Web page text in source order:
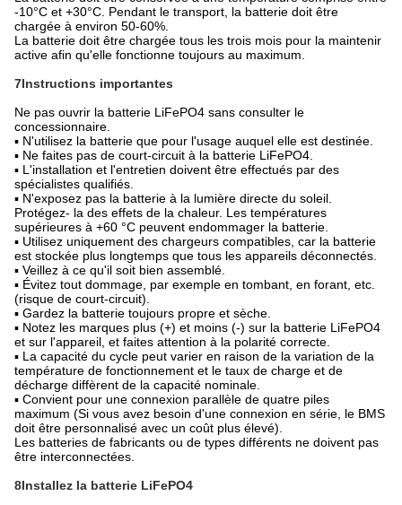
-10°C et +30°C. Pendant le transport, la batterie doit être
chargée à environ 50-60%.
La batterie doit être chargée tous les trois mois pour la maintenir
active afin qu'elle fonctionne toujours au maximum.
7Instructions importantes
Ne pas ouvrir la batterie LiFePO4 sans consulter le
concessionnaire.
▪ N'utilisez la batterie que pour l'usage auquel elle est destinée.
▪ Ne faites pas de court-circuit à la batterie LiFePO4.
▪ L'installation et l'entretien doivent être effectués par des
spécialistes qualifiés.
▪ N'exposez pas la batterie à la lumière directe du soleil.
Protégez- la des effets de la chaleur. Les températures
supérieures à +60 °C peuvent endommager la batterie.
▪ Utilisez uniquement des chargeurs compatibles, car la batterie
est stockée plus longtemps que tous les appareils déconnectés.
▪ Veillez à ce qu'il soit bien assemblé.
▪ Évitez tout dommage, par exemple en tombant, en forant, etc.
(risque de court-circuit).
▪ Gardez la batterie toujours propre et sèche.
▪ Notez les marques plus (+) et moins (-) sur la batterie LiFePO4
et sur l'appareil, et faites attention à la polarité correcte.
▪ La capacité du cycle peut varier en raison de la variation de la
température de fonctionnement et le taux de charge et de
décharge diffèrent de la capacité nominale.
▪ Convient pour une connexion parallèle de quatre piles
maximum (Si vous avez besoin d'une connexion en série, le BMS
doit être personnalisé avec un coût plus élevé).
Les batteries de fabricants ou de types différents ne doivent pas
être interconnectées.
8Installez la batterie LiFePO4